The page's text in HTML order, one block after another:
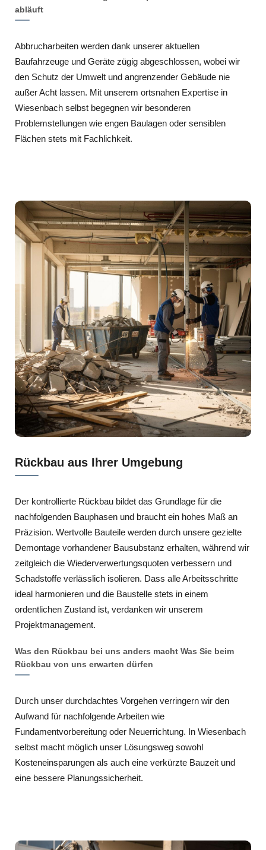
abläuft
Abbrucharbeiten werden dank unserer aktuellen
Baufahrzeuge und Geräte zügig abgeschlossen, wobei wir
den Schutz der Umwelt und angrenzender Gebäude nie
außer Acht lassen. Mit unserem ortsnahen Expertise in
Wiesenbach selbst begegnen wir besonderen
Problemstellungen wie engen Baulagen oder sensiblen
Flächen stets mit Fachlichkeit.
Rückbau aus Ihrer Umgebung
Der kontrollierte Rückbau bildet das Grundlage für die
nachfolgenden Bauphasen und braucht ein hohes Maß an
Präzision. Wertvolle Bauteile werden durch unsere gezielte
Demontage vorhandener Bausubstanz erhalten, während wir
zeitgleich die Wiederverwertungsquoten verbessern und
Schadstoffe verlässlich isolieren. Dass alle Arbeitsschritte
ideal harmonieren und die Baustelle stets in einem
ordentlichen Zustand ist, verdanken wir unserem
Projektmanagement.
Was den Rückbau bei uns anders macht Was Sie beim
Rückbau von uns erwarten dürfen
Durch unser durchdachtes Vorgehen verringern wir den
Aufwand für nachfolgende Arbeiten wie
Fundamentvorbereitung oder Neuerrichtung. In Wiesenbach
selbst macht möglich unser Lösungsweg sowohl
Kosteneinsparungen als auch eine verkürzte Bauzeit und
eine bessere Planungssicherheit.